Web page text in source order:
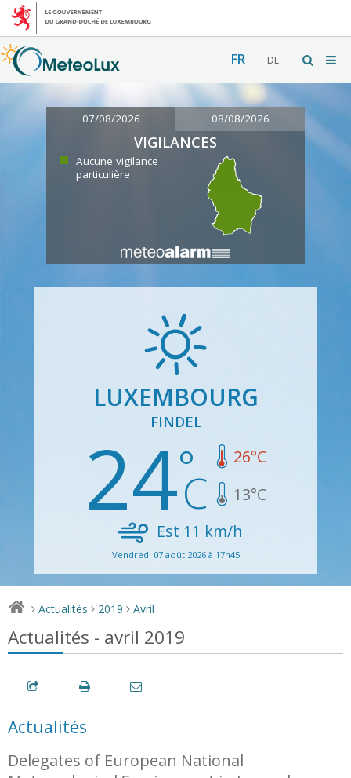
FR DE
07/08/2026 08/08/2026
VIGILANCES
Aucune vigilance
particulière
LUXEMBOURG
FINDEL
24 26°C
13°C
Est 11 km/h
Vendredi 07 août 2026 à 17h45
> Actualités > 2019 > Avril
Actualités - avril 2019
Actualités
Delegates of European National